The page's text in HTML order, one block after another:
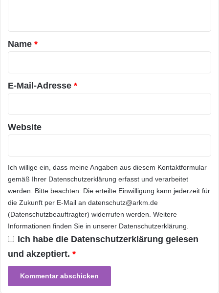
M
u
r
x
M
X
a
r
*
Name *
E-Mail-Adresse *
Website
Ich willige ein, dass meine Angaben aus diesem Kontaktformular
gemäß Ihrer Datenschutzerklärung erfasst und verarbeitet
werden. Bitte beachten: Die erteilte Einwilligung kann jederzeit für
die Zukunft per E-Mail an datenschutz@arkm.de
(Datenschutzbeauftragter) widerrufen werden. Weitere
Informationen finden Sie in unserer Datenschutzerklärung
Ich habe die Datenschutzerklärung gelesen
und akzeptiert. *